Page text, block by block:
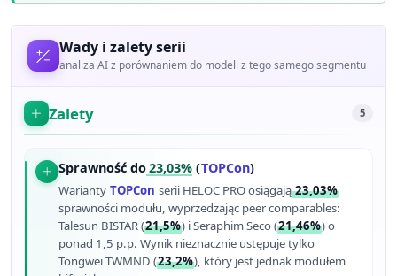
Wady i zalety serii
analiza AI z porównaniem do modeli z tego samego segmentu
Zalety 5
Sprawność do23,03% (TOPCon)
Warianty TOPCon serii HELOC PRO osiągają23,03%
sprawności modułu, wyprzedzając peer comparables:
Talesun BISTAR (21,5%) i Seraphim Seco (21,46%) o
ponad 1,5 p.p. Wynik nieznacznie ustępuje tylko
Tongwei TWMND (23,2%), który jest jednak modułem